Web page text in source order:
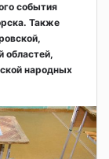
события
Также
областей,
народных